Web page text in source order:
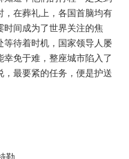
，在葬礼上，各国首脑均有
间成为了世界关注的焦
等待着时机，国家领导人屡
免于难，整座城市陷入了
最要紧的任务，便是护送